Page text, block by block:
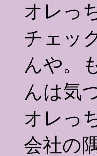
オレっ
チェッ
んや。
んは気
オレっ
会社の